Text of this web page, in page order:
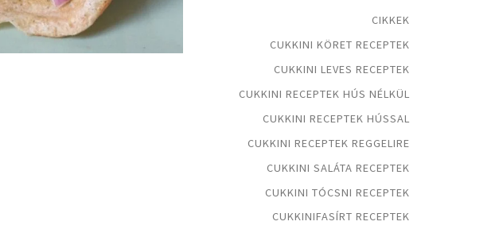
CIKKEK
CUKKINI KÖRET RECEPTEK
CUKKINI LEVES RECEPTEK
CUKKINI RECEPTEK HÚS NÉLKÜL
CUKKINI RECEPTEK HÚSSAL
CUKKINI RECEPTEK REGGELIRE
CUKKINI SALÁTA RECEPTEK
CUKKINI TÓCSNI RECEPTEK
CUKKINIFASÍRT RECEPTEK